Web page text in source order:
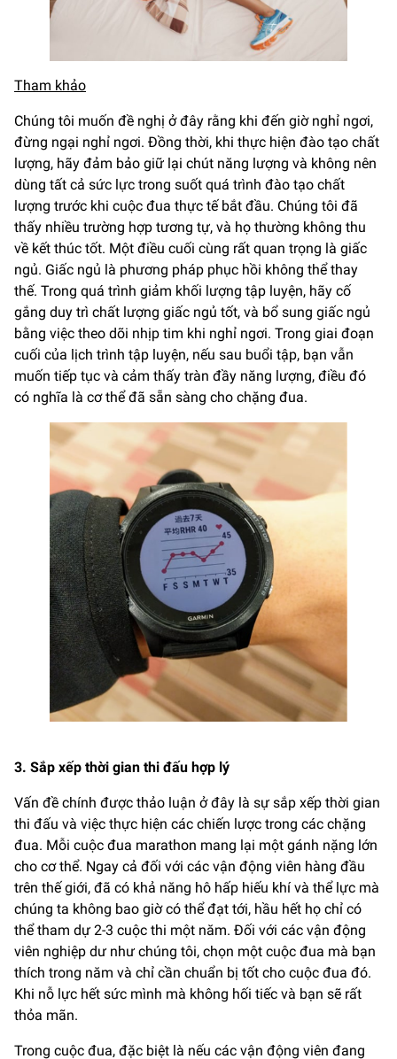
Tham khảo
Chúng tôi muốn đề nghị ở đây rằng khi đến giờ nghỉ ngơi,
đừng ngại nghỉ ngơi. Đồng thời, khi thực hiện đào tạo chất
lượng, hãy đảm bảo giữ lại chút năng lượng và không nên
dùng tất cả sức lực trong suốt quá trình đào tạo chất
lượng trước khi cuộc đua thực tế bắt đầu. Chúng tôi đã
thấy nhiều trường hợp tương tự, và họ thường không thu
về kết thúc tốt. Một điều cuối cùng rất quan trọng là giấc
ngủ. Giấc ngủ là phương pháp phục hồi không thể thay
thế. Trong quá trình giảm khối lượng tập luyện, hãy cố
gắng duy trì chất lượng giấc ngủ tốt, và bổ sung giấc ngủ
bằng việc theo dõi nhịp tim khi nghỉ ngơi. Trong giai đoạn
cuối của lịch trình tập luyện, nếu sau buổi tập, bạn vẫn
muốn tiếp tục và cảm thấy tràn đầy năng lượng, điều đó
có nghĩa là cơ thể đã sẵn sàng cho chặng đua.
3. Sắp xếp thời gian thi đấu hợp lý
Vấn đề chính được thảo luận ở đây là sự sắp xếp thời gian
thi đấu và việc thực hiện các chiến lược trong các chặng
đua. Mỗi cuộc đua marathon mang lại một gánh nặng lớn
cho cơ thể. Ngay cả đối với các vận động viên hàng đầu
trên thế giới, đã có khả năng hô hấp hiếu khí và thể lực mà
chúng ta không bao giờ có thể đạt tới, hầu hết họ chỉ có
thể tham dự 2-3 cuộc thi một năm. Đối với các vận động
viên nghiệp dư như chúng tôi, chọn một cuộc đua mà bạn
thích trong năm và chỉ cần chuẩn bị tốt cho cuộc đua đó.
Khi nỗ lực hết sức mình mà không hối tiếc và bạn sẽ rất
thỏa mãn.
Trong cuộc đua, đặc biệt là nếu các vận động viên đang